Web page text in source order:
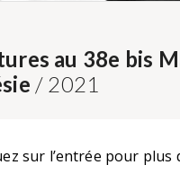
au 38e bis
/ 2021
sur l’entrée pour plus